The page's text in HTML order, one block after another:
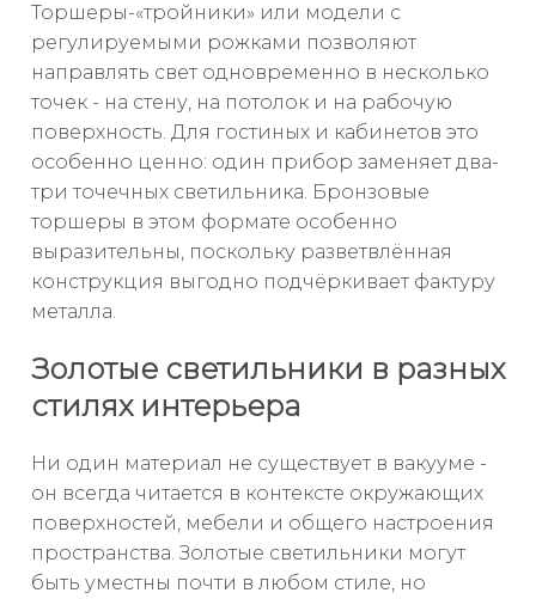
Торшеры-«тройники» или модели с
регулируемыми рожками позволяют
направлять свет одновременно в несколько
точек - на стену, на потолок и на рабочую
поверхность. Для гостиных и кабинетов это
особенно ценно: один прибор заменяет два-
три точечных светильника. Бронзовые
торшеры в этом формате особенно
выразительны, поскольку разветвлённая
конструкция выгодно подчёркивает фактуру
металла.
Золотые светильники в разных
стилях интерьера
Ни один материал не существует в вакууме -
он всегда читается в контексте окружающих
поверхностей, мебели и общего настроения
пространства. Золотые светильники могут
быть уместны почти в любом стиле, но